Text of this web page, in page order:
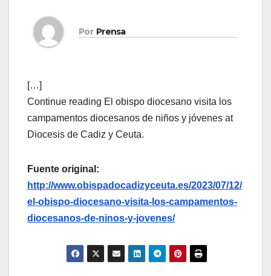
Por Prensa
[…]
Continue reading El obispo diocesano visita los
campamentos diocesanos de niños y jóvenes at
Diocesis de Cadiz y Ceuta.
Fuente original:
http://www.obispadocadizyceuta.es/2023/07/12/
el-obispo-diocesano-visita-los-campamentos-
diocesanos-de-ninos-y-jovenes/